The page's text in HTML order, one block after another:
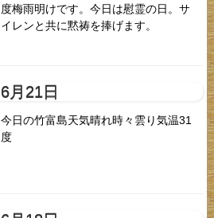
度梅雨明けです。今日は慰霊の日。サ
イレンと共に黙祷を捧げます。
6月21日
今日の竹富島天気晴れ時々雲り気温31
度